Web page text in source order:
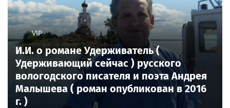
VIP
И.И. о романе Удерживатель (
Удерживающий сейчас ) русского
вологодского писателя и поэта Андрея
Малышева ( роман опубликован в 2016
г. )